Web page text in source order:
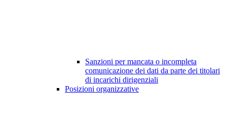
Sanzioni per mancata o incompleta
comunicazione dei dati da parte dei titolari
di incarichi dirigenziali
Posizioni organizzative